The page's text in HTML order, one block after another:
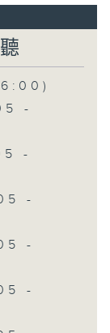
-
-
-
-
-